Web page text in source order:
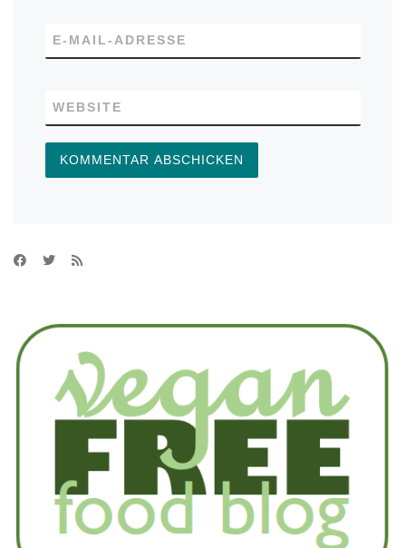
E-MAIL-ADRESSE
WEBSITE